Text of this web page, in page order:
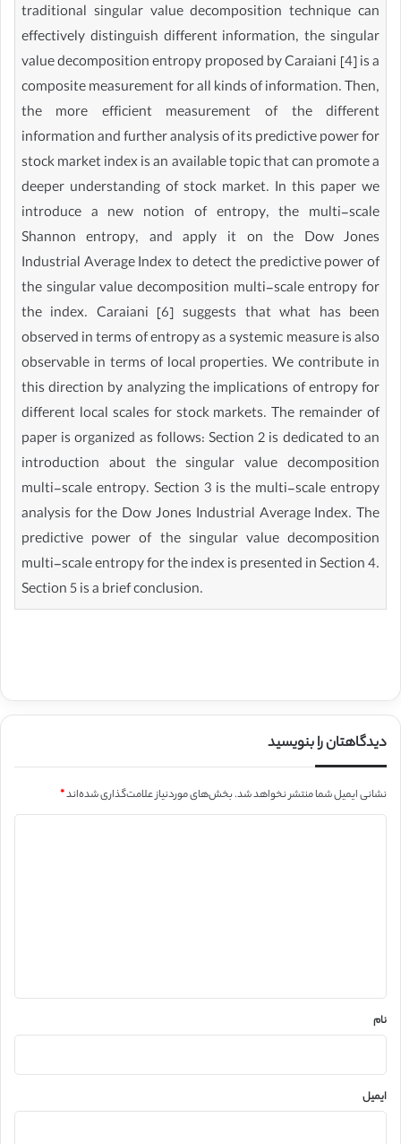
traditional singular value decomposition technique can
effectively distinguish different information, the singular
value decomposition entropy proposed by Caraiani [4] is a
composite measurement for all kinds of information. Then,
the more efficient measurement of the different
information and further analysis of its predictive power for
stock market index is an available topic that can promote a
deeper understanding of stock market. In this paper we
introduce a new notion of entropy, the multi-scale
Shannon entropy, and apply it on the Dow Jones
Industrial Average Index to detect the predictive power of
the singular value decomposition multi-scale entropy for
the index. Caraiani [6] suggests that what has been
observed in terms of entropy as a systemic measure is also
observable in terms of local properties. We contribute in
this direction by analyzing the implications of entropy for
different local scales for stock markets. The remainder of
paper is organized as follows: Section 2 is dedicated to an
introduction about the singular value decomposition
multi-scale entropy. Section 3 is the multi-scale entropy
analysis for the Dow Jones Industrial Average Index. The
predictive power of the singular value decomposition
multi-scale entropy for the index is presented in Section 4.
Section 5 is a brief conclusion.
دیدگاهتان را بنویسید
نشانی ایمیل شما منتشر نخواهد شد.بخش‌های موردنیاز علامت‌گذاری شده‌اند*
نام
ایمیل